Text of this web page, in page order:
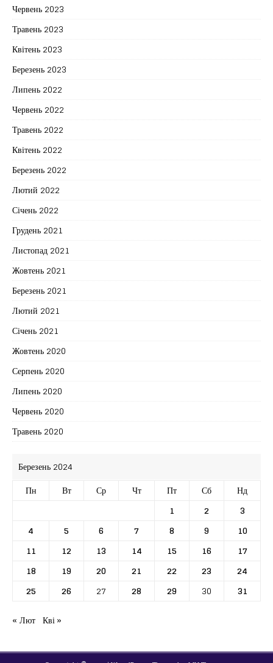
Червень 2023
Травень 2023
Квітень 2023
Березень 2023
Липень 2022
Червень 2022
Травень 2022
Квітень 2022
Березень 2022
Лютий 2022
Січень 2022
Грудень 2021
Листопад 2021
Жовтень 2021
Березень 2021
Лютий 2021
Січень 2021
Жовтень 2020
Серпень 2020
Липень 2020
Червень 2020
Травень 2020
Березень 2024
Пн
Вт Ср Чт Пт Сб
Нд
1
2
3
4
5 6 7 8 9
10
11
12 13 14 15 16
17
18
19 20 21 22 23
24
25
26 27 28 29 30
31
« Лют Кві »